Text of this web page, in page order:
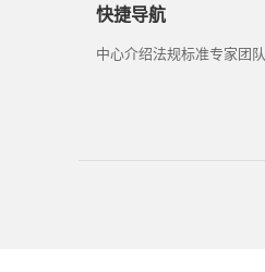
快捷导航
中心介绍法规标准专家团队